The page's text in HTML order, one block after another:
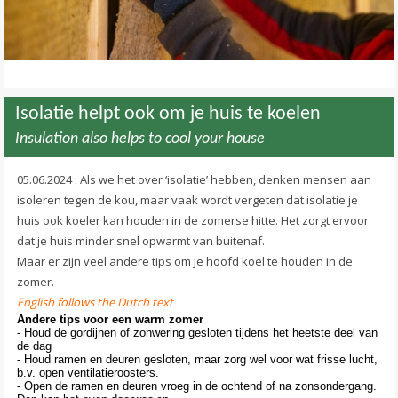
Isolatie helpt ook om je huis te koelen
Insulation also helps to cool your house
05.06.2024 : Als we het over ‘isolatie’ hebben, denken mensen aan
isoleren tegen de kou, maar vaak wordt vergeten dat isolatie je
huis ook koeler kan houden in de zomerse hitte. Het zorgt ervoor
dat je huis minder snel opwarmt van buitenaf.
Maar er zijn veel andere tips om je hoofd koel te houden in de
zomer.
English follows the Dutch text
Andere tips voor een warm zomer
- Houd de gordijnen of zonwering gesloten tijdens het heetste deel van
de dag
- Houd ramen en deuren gesloten, maar zorg wel voor wat frisse lucht,
b.v. open ventilatieroosters.
- Open de ramen en deuren vroeg in de ochtend of na zonsondergang.